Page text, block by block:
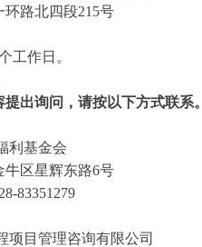
环路北四段215号
工作日。
出询问，请按以下方式联系。
利基金会
区星辉东路6号
83351279
项目管理咨询有限公司